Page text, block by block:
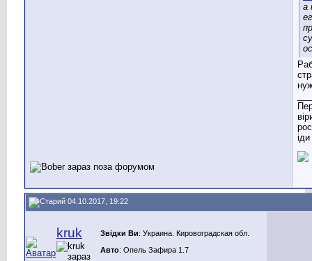
а
04.10.2017, 19:22
kruk Звідки Ви: Украина. Кировоградская обл.
Авто: Опель Зафира 1.7